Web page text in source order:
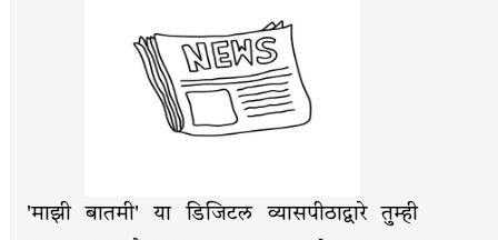
'माझी बातमी' या डिजिटल व्यासपीठाद्वारे तुम्ही